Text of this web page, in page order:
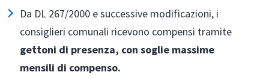
Da DL 267/2000 e successive modificazioni, i
consiglieri comunali ricevono compensi tramite
gettoni di presenza, con soglie massime
mensili di compenso.